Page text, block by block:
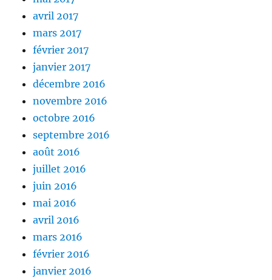
avril 2017
mars 2017
février 2017
janvier 2017
décembre 2016
novembre 2016
octobre 2016
septembre 2016
août 2016
juillet 2016
juin 2016
mai 2016
avril 2016
mars 2016
février 2016
janvier 2016